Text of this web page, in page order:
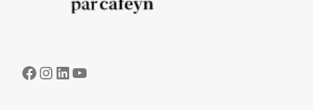
Facebook
Instagram
LinkedIn
YouTube